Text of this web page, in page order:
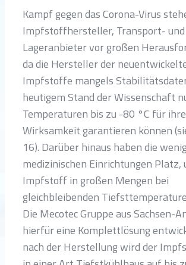
Kampf gegen das Corona-Virus
Impfstoffhersteller, Transport- und
Lageranbieter vor großen
da die Hersteller der
Impfstoffe mangels
heutigem Stand der Wissenschaft
Temperaturen bis zu -80 °C für ihre
Wirksamkeit garantieren können
16). Darüber hinaus haben die
medizinischen Einrichtungen Platz,
Impfstoff in großen Mengen bei
gleichbleibenden
Die Mecotec Gruppe aus Sachsen-
hierfür eine Komplettlösung
nach der Herstellung wird der